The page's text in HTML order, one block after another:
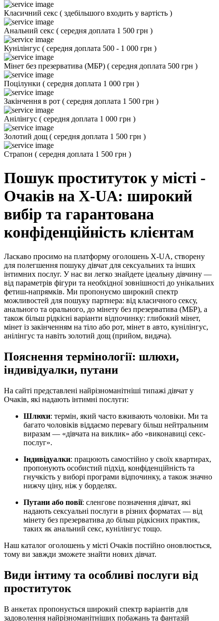
Класичний секс ( здебільшого входить у вартість )
Анальний секс ( середня доплата 1 500 грн )
Кунілінгус ( середня доплата 500 - 1 000 грн )
Мінет без презерватива (МБР) ( середня доплата 500 грн )
Поцілунки ( середня доплата 1 000 грн )
Закінчення в рот ( середня доплата 1 500 грн )
Анілінгус ( середня доплата 1 000 грн )
Золотий дощ ( середня доплата 1 500 грн )
Страпон ( середня доплата 1 500 грн )
Пошук проституток у місті -
Очаків на X-UA: широкий
вибір та гарантована
конфіденційність клієнтам
Ласкаво просимо на платформу оголошень X-UA, створену
для полегшення пошуку дівчат для сексуальних та інших
інтимних послуг. У нас ви легко знайдете ідеальну дівчину —
від параметрів фігури та необхідної зовнішності до унікальних
фетиш-напрямків. Ми пропонуємо широкий спектр
можливостей для пошуку партнера: від класичного сексу,
анального та орального, до мінету без презерватива (МБР), а
також більш рідкісні варіанти відпочинку: глибокий мінет,
мінет із закінченням на тіло або рот, мінет в авто, кунілінгус,
анілінгус та навіть золотий дощ (прийом, видача).
Пояснення термінології: шлюхи,
індивідуалки, путани
На сайті представлені найрізноманітніші типажі дівчат у
Очаків, які надають інтимні послуги:
Шлюхи: термін, який часто вживають чоловіки. Ми та
багато чоловіків віддаємо перевагу більш нейтральним
виразам — «дівчата на виклик» або «виконавиці секс-
послуг».
Індивідуалки: працюють самостійно у своїх квартирах,
пропонують особистий підхід, конфіденційність та
гнучкість у виборі програми відпочинку, а також значно
нижчу ціну, ніж у борделях.
Путани або повії: сленгове позначення дівчат, які
надають сексуальні послуги в різних форматах — від
мінету без презерватива до більш рідкісних практик,
таких як анальний секс, кунілінгус тощо.
Наш каталог оголошень у місті Очаків постійно оновлюється,
тому ви завжди зможете знайти нових дівчат.
Види інтиму та особливі послуги від
проституток
В анкетах пропонується широкий спектр варіантів для
задоволення найрізноманітніших побажань та фантазій